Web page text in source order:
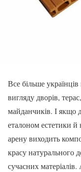
Все більше
вигляду дворів,
майданчиків. І якщо
еталоном естетики й
арену виходить
красу натурального
сучасних